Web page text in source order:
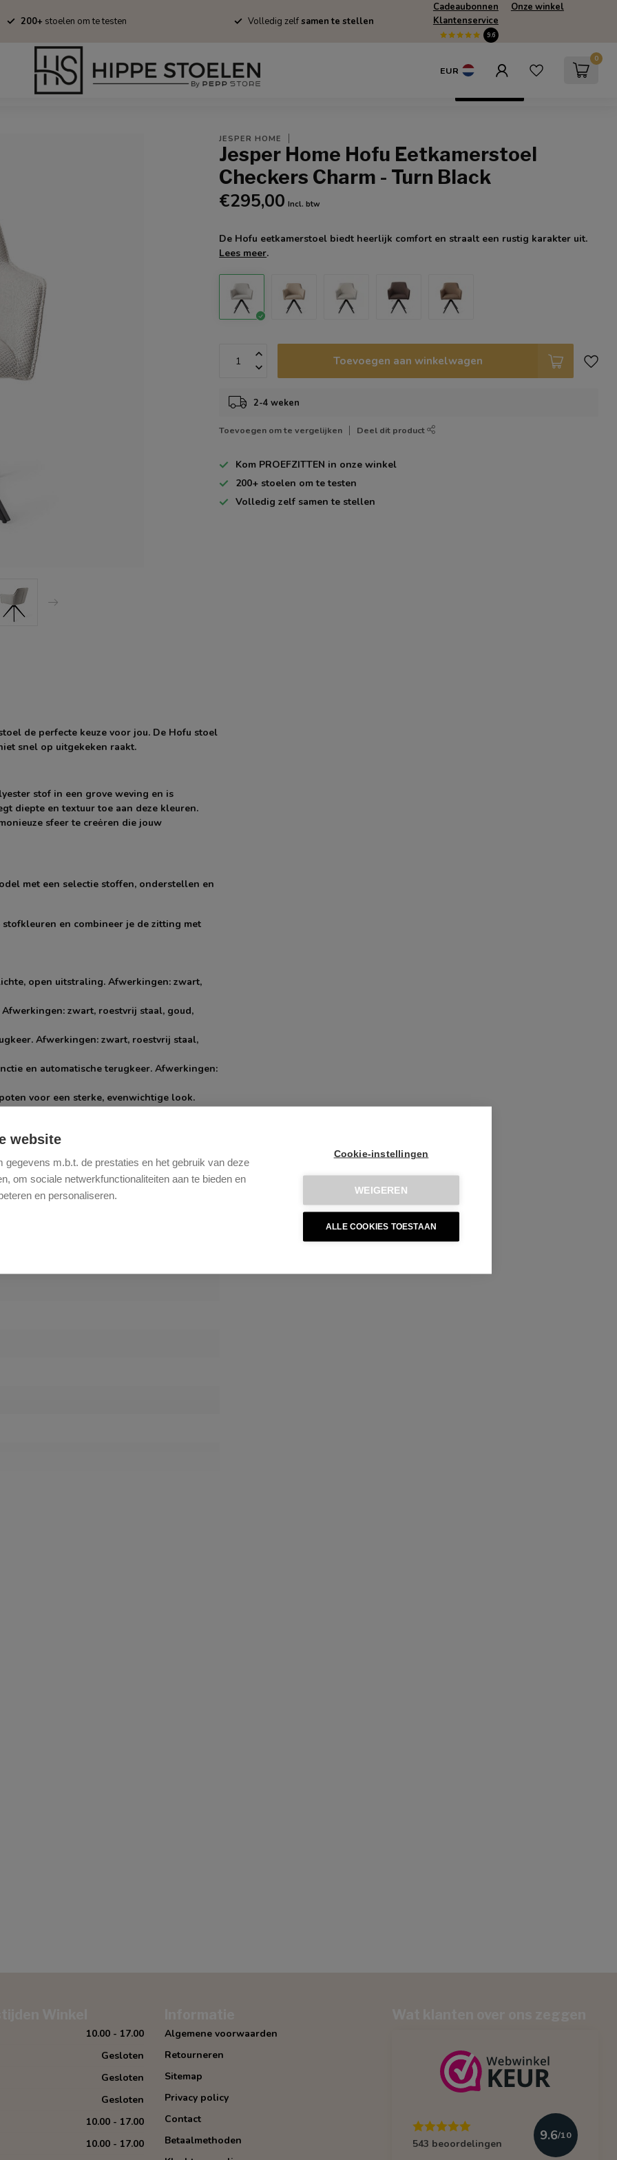
website
m.b.t. de prestaties en het gebruik van deze
om sociale netwerkfunctionaliteiten aan te bieden en
en personaliseren.
Cookie-instellingen
WEIGEREN
ALLE COOKIES TOESTAAN
200+ stoelen om te testen Volledig zelfsamen te stellen
Cadeaubonnen
Onze winkel
Klantenservice
9.6
EUR
0
Barkrukken Fauteuils Stofstalen
JESPER HOME
Jesper Home Hofu Eetkamerstoel
Checkers Charm - Turn Black
€295,00 Incl. btw
De Hofu eetkamerstoel biedt heerlijk comfort en straalt een rustig karakter uit.
Lees meer.
Toevoegen aan winkelwagen
2-4 weken
Toevoegen om te vergelijken Deel dit product
Kom PROEFZITTEN in onze winkel
200+ stoelen om te testen
Volledig zelf samen te stellen
de perfecte keuze voor jou. De Hofu stoel
snel op uitgekeken raakt.
stof in een grove weving en is
diepte en textuur toe aan deze kleuren.
sfeer te creėren die jouw
met een selectie stoffen, onderstellen en
en combineer je de zitting met
open uitstraling. Afwerkingen: zwart,
zwart, roestvrij staal, goud,
Afwerkingen: zwart, roestvrij staal,
en automatische terugkeer. Afwerkingen:
voor een sterke, evenwichtige look.
matte afwerking. De eiken
10.00 - 17.00
Gesloten
Gesloten
Gesloten
10.00 - 17.00
10.00 - 17.00
Algemene voorwaarden
Retourneren
Sitemap
Privacy policy
Contact
Betaalmethoden
543 beoordelingen
9.6/10